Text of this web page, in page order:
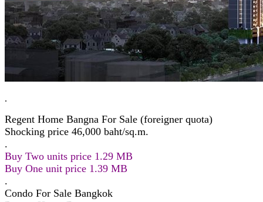
.
Regent Home Bangna For Sale (foreigner quota)
Shocking price 46,000 baht/sq.m.
.
Buy Two units price 1.29 MB
Buy One unit price 1.39 MB
.
Condo For Sale Bangkok